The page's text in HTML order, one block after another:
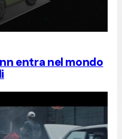
entra nel mondo